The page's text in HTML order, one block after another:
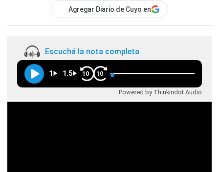
Agregar Diario de Cuyo en
Escuchá la nota completa
1 1.5 10 10
Powered by Thinkindot Audio